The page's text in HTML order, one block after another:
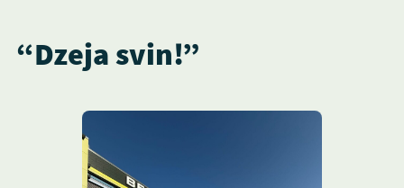
“Dzeja svin!”